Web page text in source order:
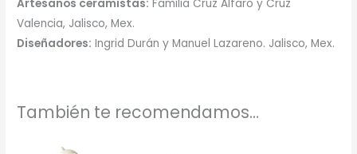
Artesanos ceramistas: Familia Cruz Alfaro y Cruz
Valencia, Jalisco, Mex.
Diseñadores: Ingrid Durán y Manuel Lazareno. Jalisco, Mex.
También te recomendamos…